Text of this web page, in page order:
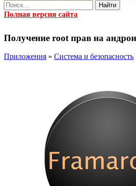
Найти
Полная версия сайта
Получение root прав на
Приложения » Система и безопасность